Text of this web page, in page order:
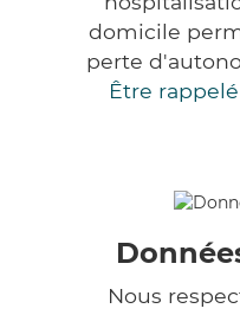
domicile
perte
Être
Nous